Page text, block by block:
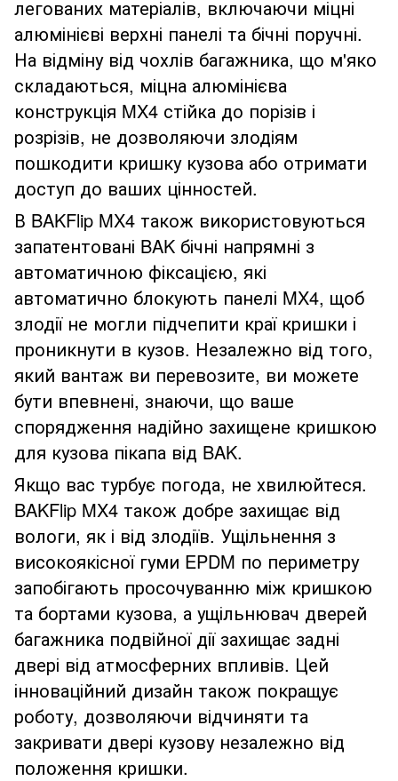
легованих матеріалів, включаючи міцні
алюмінієві верхні панелі та бічні поручні.
На відміну від чохлів багажника, що м'яко
складаються, міцна алюмінієва
конструкція MX4 стійка до порізів і
розрізів, не дозволяючи злодіям
пошкодити кришку кузова або отримати
доступ до ваших цінностей.
В BAKFlip MX4 також використовуються
запатентовані BAK бічні напрямні з
автоматичною фіксацією, які
автоматично блокують панелі MX4, щоб
злодії не могли підчепити краї кришки і
проникнути в кузов. Незалежно від того,
який вантаж ви перевозите, ви можете
бути впевнені, знаючи, що ваше
спорядження надійно захищене кришкою
для кузова пікапа від BAK.
Якщо вас турбує погода, не хвилюйтеся.
BAKFlip MX4 також добре захищає від
вологи, як і від злодіїв. Ущільнення з
високоякісної гуми EPDM по периметру
запобігають просочуванню між кришкою
та бортами кузова, а ущільнювач дверей
багажника подвійної дії захищає задні
двері від атмосферних впливів. Цей
інноваційний дизайн також покращує
роботу, дозволяючи відчиняти та
закривати двері кузову незалежно від
положення кришки.